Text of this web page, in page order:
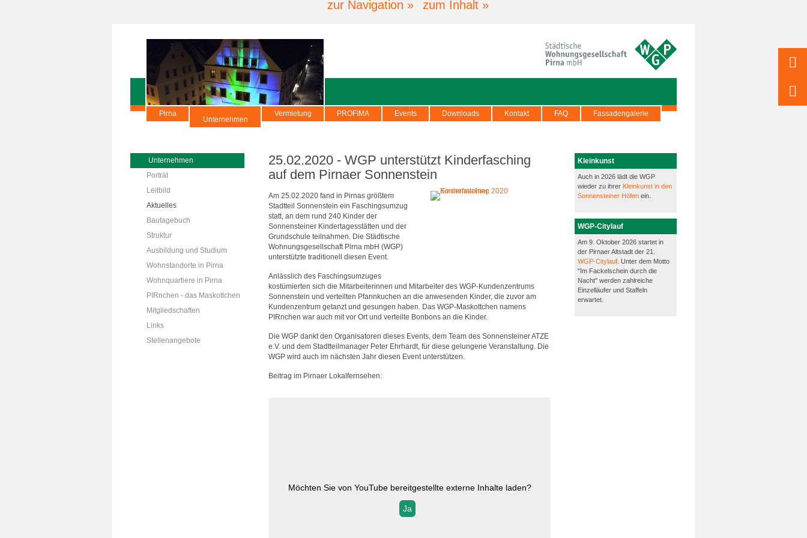
zur Navigation » zum Inhalt »
Pirna
Unternehmen
Vermietung PROFIMA Events Downloads Kontakt FAQ Fassadengalerie
Unternehmen
Porträt
Leitbild
Aktuelles
Bautagebuch
Struktur
Ausbildung und Studium
Wohnstandorte in Pirna
Wohnquartiere in Pirna
PIRnchen - das Maskottchen
Mitgliedschaften
Links
Stellenangebote
25.02.2020 - WGP unterstützt Kinderfasching
auf dem Pirnaer Sonnenstein
Am 25.02.2020 fand in Pirnas größtem
Stadtteil Sonnenstein ein Faschingsumzug
statt, an dem rund 240 Kinder der
Sonnensteiner Kindertagesstätten und der
Grundschule teilnahmen. Die Städtische
Wohnungsgesellschaft Pirna mbH (WGP)
unterstützte traditionell diesen Event.
Anlässlich des Faschingsumzuges
kostümierten sich die Mitarbeiterinnen und Mitarbeiter des WGP-Kundenzentrums
Sonnenstein und verteilten Pfannkuchen an die anwesenden Kinder, die zuvor am
Kundenzentrum getanzt und gesungen haben. Das WGP-Maskottchen namens
PIRnchen war auch mit vor Ort und verteilte Bonbons an die Kinder.
Die WGP dankt den Organisatoren dieses Events, dem Team des Sonnensteiner ATZE
e.V. und dem Stadtteilmanager Peter Ehrhardt, für diese gelungene Veranstaltung. Die
WGP wird auch im nächsten Jahr diesen Event unterstützen.
Beitrag im Pirnaer Lokalfernsehen:
Möchten Sie von YouTubebereitgestellte externe Inhalte laden?
Ja
Kleinkunst
Auch in 2026 lädt die WGP
wieder zu ihrer Kleinkunst in den
Sonnensteiner Höfen ein.
WGP-Citylauf
Am 9. Oktober 2026 startet in
der Pirnaer Altstadt der 21.
WGP-Citylauf . Unter dem Motto
"Im Fackelschein durch die
Nacht" werden zahlreiche
Einzelläufer und Staffeln
erwartet.